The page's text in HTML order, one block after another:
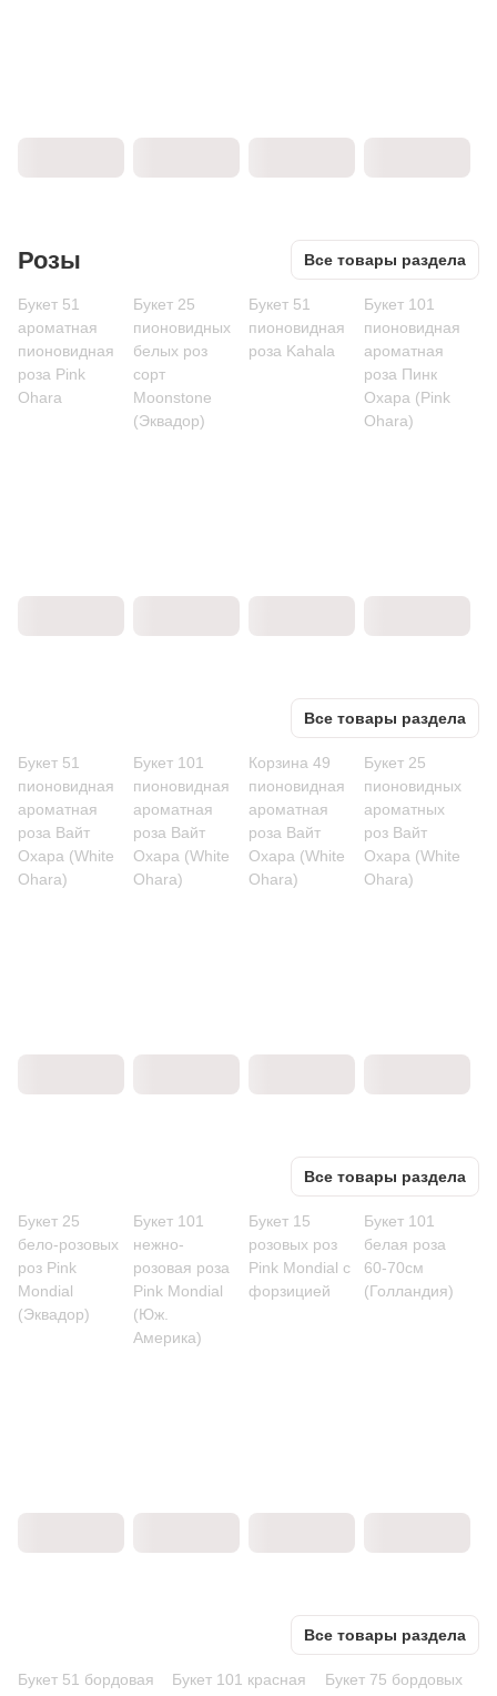
Розы Все товары раздела
Букет 51
ароматная
пионовидная
роза Pink
Ohara
Букет 25
пионовидных
белых роз
сорт
Moonstone
(Эквадор)
Букет 51
пионовидная
роза Kahala
Букет 101
пионовидная
ароматная
роза Пинк
Охара (Pink
Ohara)
Все товары раздела
Букет 51
пионовидная
ароматная
роза Вайт
Охара (White
Ohara)
Букет 101
пионовидная
ароматная
роза Вайт
Охара (White
Ohara)
Корзина 49
пионовидная
ароматная
роза Вайт
Охара (White
Ohara)
Букет 25
пионовидных
ароматных
роз Вайт
Охара (White
Ohara)
Все товары раздела
Букет 25
бело-розовых
роз Pink
Mondial
(Эквадор)
Букет 101
нежно-
розовая роза
Pink Mondial
(Юж.
Америка)
Букет 15
розовых роз
Pink Mondial с
форзицией
Букет 101
белая роза
60-70см
(Голландия)
Все товары раздела
Букет 51 бордовая
Букет 101 красная
Букет 75 бордовых